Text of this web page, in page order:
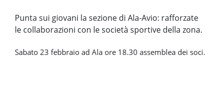
Punta sui giovani la sezione di Ala-Avio: rafforzate
le collaborazioni con le società sportive della zona.
Sabato 23 febbraio ad Ala ore 18.30 assemblea dei soci.